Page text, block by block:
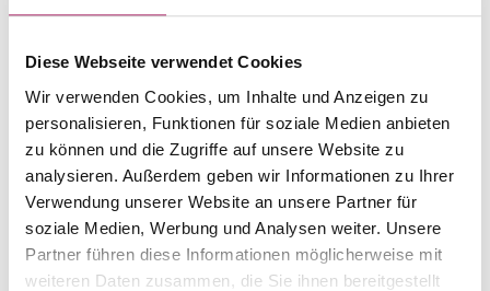
Diese Webseite verwendet Cookies
Wir verwenden Cookies, um Inhalte und Anzeigen zu
personalisieren, Funktionen für soziale Medien anbieten
zu können und die Zugriffe auf unsere Website zu
analysieren. Außerdem geben wir Informationen zu Ihrer
Verwendung unserer Website an unsere Partner für
soziale Medien, Werbung und Analysen weiter. Unsere
Partner führen diese Informationen möglicherweise mit
weiteren Daten zusammen, die Sie ihnen bereitgestellt
Weight
Serial number
9010595764844
-
750
red gold
Gem Color
pink
Gem Type
Colored stone
Gem
morganite
Size